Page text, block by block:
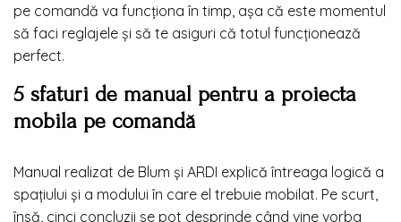
pe comandă va funcționa în timp, așa că este momentul
să faci reglajele și să te asiguri că totul funcționează
perfect.
5 sfaturi de manual pentru a proiecta
mobila pe comandă
Manual realizat de Blum și ARDI explică întreaga logică a
spațiului și a modului în care el trebuie mobilat. Pe scurt,
însă, cinci concluzii se pot desprinde când vine vorba